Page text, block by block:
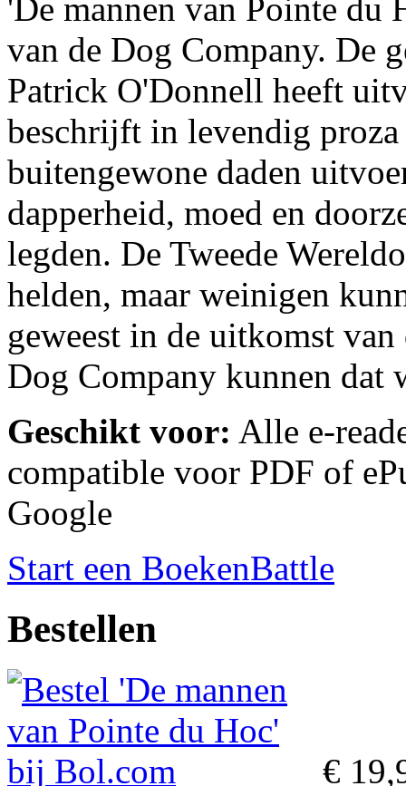
'De mannen van Pointe du
van de Dog Company. De
Patrick O'Donnell heeft
beschrijft in levendig proza
buitengewone daden
dapperheid, moed en
legden. De Tweede
helden, maar weinigen
geweest in de uitkomst
Dog Company kunnen dat
Geschikt voor: Alle e-
compatible voor PDF of
Google
Start een BoekenBattle
Bestellen
€